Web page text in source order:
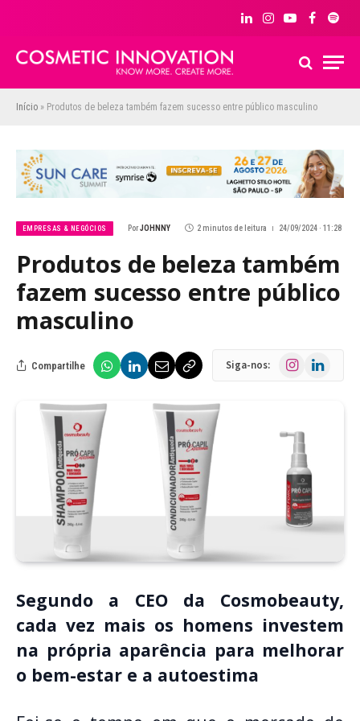
LinkedInInstagram
YouTubeFacebook
Início » Produtos de beleza também fazem sucesso entre público masculino
EMPRESAS & NEGÓCIOS Por JOHNNY 2 minutos de leitura 24/09/2024 · 11:28
Produtos de beleza também
fazem sucesso entre público
masculino
Compartilhe Siga-nos: InstagramLinkedIn
Segundo a CEO da Cosmobeauty,
cada vez mais os homens investem
na própria aparência para melhorar
o bem-estar e a autoestima